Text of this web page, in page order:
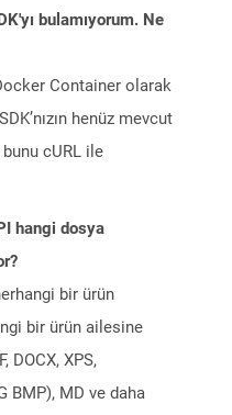
bulamıyorum. Ne
Container olarak
henüz mevcut
cURL ile
hangi dosya
bir ürün
bir ürün ailesine
DOCX, XPS,
BMP), MD ve daha